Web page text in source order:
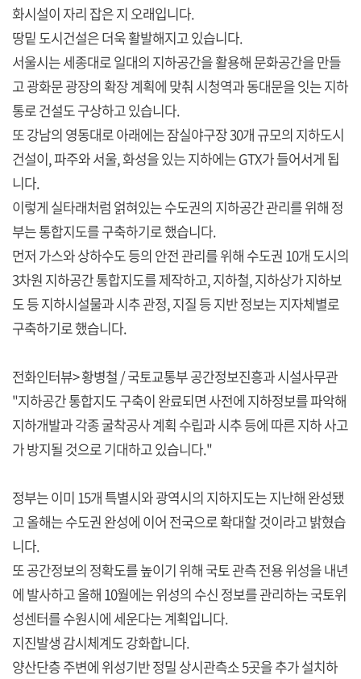
화시설이 자리 잡은 지 오래입니다.
땅밑 도시건설은 더욱 활발해지고 있습니다.
서울시는 세종대로 일대의 지하공간을 활용해 문화공간을 만들
고 광화문 광장의 확장 계획에 맞춰 시청역과 동대문을 잇는 지하
통로 건설도 구상하고 있습니다.
또 강남의 영동대로 아래에는 잠실야구장 30개 규모의 지하도시
건설이, 파주와 서울, 화성을 있는 지하에는 GTX가 들어서게 됩
니다.
이렇게 실타래처럼 얽혀있는 수도권의 지하공간 관리를 위해 정
부는 통합지도를 구축하기로 했습니다.
먼저 가스와 상하수도 등의 안전 관리를 위해 수도권 10개 도시의
3차원 지하공간 통합지도를 제작하고, 지하철, 지하상가 지하보
도 등 지하시설물과 시추 관정, 지질 등 지반 정보는 지자체별로
구축하기로 했습니다.
전화인터뷰> 황병철 / 국토교통부 공간정보진흥과 시설사무관
"지하공간 통합지도 구축이 완료되면 사전에 지하정보를 파악해
지하개발과 각종 굴착공사 계획 수립과 시추 등에 따른 지하 사고
가 방지될 것으로 기대하고 있습니다."
정부는 이미 15개 특별시와 광역시의 지하지도는 지난해 완성됐
고 올해는 수도권 완성에 이어 전국으로 확대할 것이라고 밝혔습
니다.
또 공간정보의 정확도를 높이기 위해 국토 관측 전용 위성을 내년
에 발사하고 올해 10월에는 위성의 수신 정보를 관리하는 국토위
성센터를 수원시에 세운다는 계획입니다.
지진발생 감시체계도 강화합니다.
양산단층 주변에 위성기반 정밀 상시관측소 5곳을 추가 설치하